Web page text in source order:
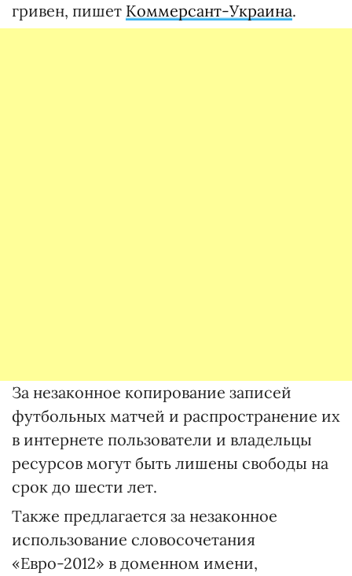
гривен, пишет Коммерсант-Украина.
За незаконное копирование записей
футбольных матчей и распространение их
в интернете пользователи и владельцы
ресурсов могут быть лишены свободы на
срок до шести лет.
Также предлагается за незаконное
использование словосочетания
«Евро-2012» в доменном имени,